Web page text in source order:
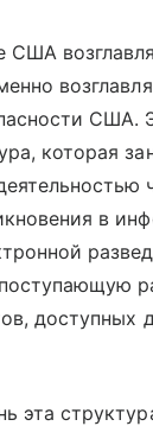
США
США.
которая
в
доступных
эта